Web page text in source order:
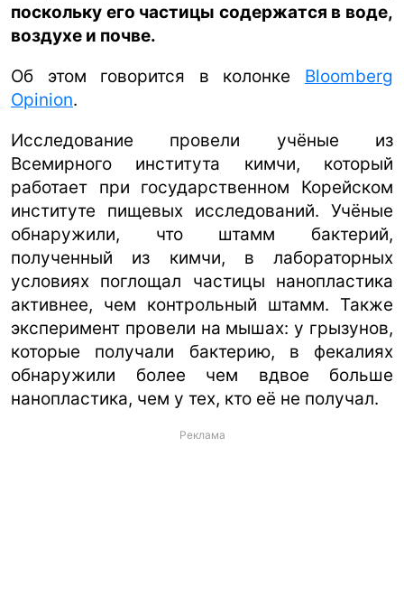
поскольку его частицы содержатся в воде,
воздухе и почве.
Об этом говорится в колонке Bloomberg
Opinion.
Исследование провели учёные из
Всемирного института кимчи, который
работает при государственном Корейском
институте пищевых исследований. Учёные
обнаружили, что штамм бактерий,
полученный из кимчи, в лабораторных
условиях поглощал частицы нанопластика
активнее, чем контрольный штамм. Также
эксперимент провели на мышах: у грызунов,
которые получали бактерию, в фекалиях
обнаружили более чем вдвое больше
нанопластика, чем у тех, кто её не получал.
Реклама